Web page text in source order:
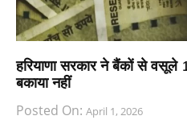
हरियाणा सरकार ने बैंकों से
बकाया नहीं
Posted On: April 1, 2026